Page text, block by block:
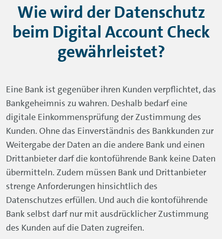
Wie wird der Datenschutz
beim Digital Account Check
gewährleistet?
Eine Bank ist gegenüber ihren Kunden verpflichtet, das
Bankgeheimnis zu wahren. Deshalb bedarf eine
digitale Einkommensprüfung der Zustimmung des
Kunden. Ohne das Einverständnis des Bankkunden zur
Weitergabe der Daten an die andere Bank und einen
Drittanbieter darf die kontoführende Bank keine Daten
übermitteln. Zudem müssen Bank und Drittanbieter
strenge Anforderungen hinsichtlich des
Datenschutzes erfüllen. Und auch die kontoführende
Bank selbst darf nur mit ausdrücklicher Zustimmung
des Kunden auf die Daten zugreifen.